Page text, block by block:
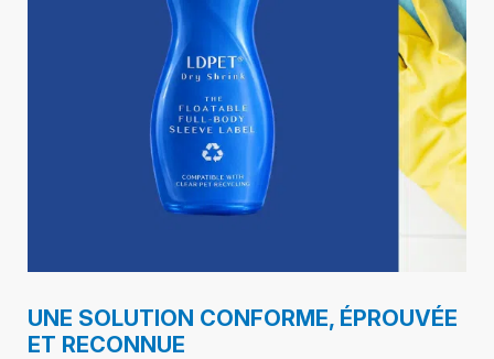
UNE SOLUTION CONFORME, ÉPROUVÉE
ET RECONNUE